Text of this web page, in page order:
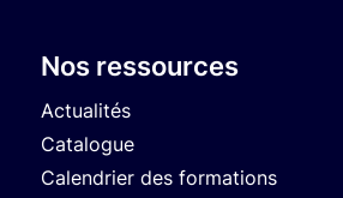
Nos ressources
Actualités
Catalogue
Calendrier des formations